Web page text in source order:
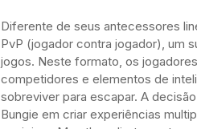
Diferente de seus antecessores
PvP (jogador contra jogador), um
jogos. Neste formato, os
competidores e elementos de
sobreviver para escapar. A
Bungie em criar experiências